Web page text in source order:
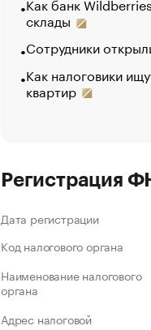
склады
Сотрудники
Как налоговики
квартир
Регистрация
Дата регистрации
Код налогового органа
Наименование налогового
органа
Адрес налоговой